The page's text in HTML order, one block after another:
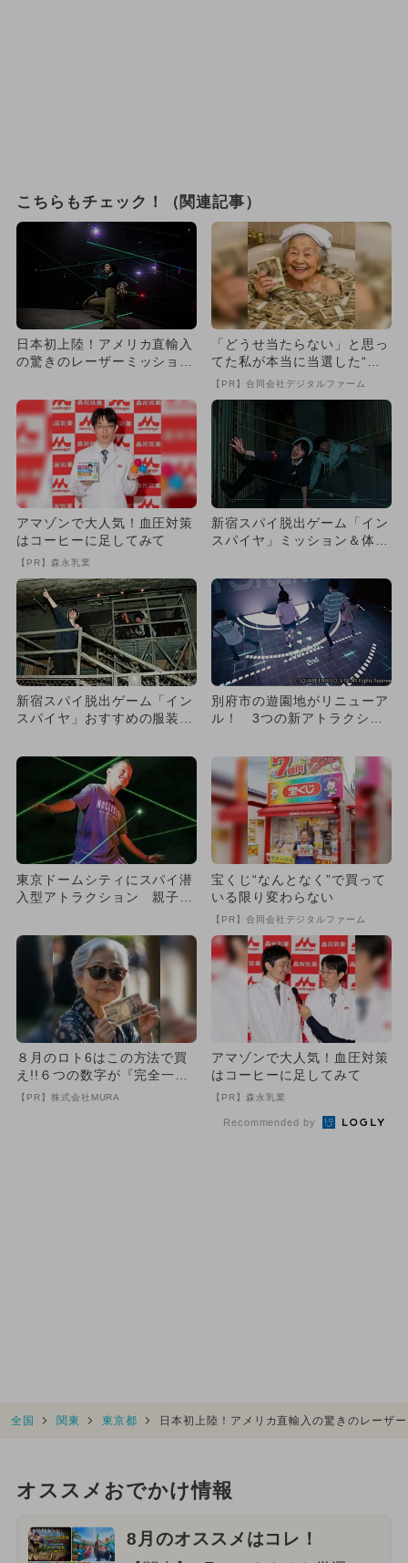
こちらもチェック！（関連記事）
日本初上陸！アメリカ直輸入
の驚きのレーザーミッション
「どうせ当たらない」と思っ
てた私が本当に当選した“買
い方”がこれ
【PR】合同会社デジタルファーム
アマゾンで大人気！血圧対策
はコーヒーに足してみて
【PR】森永乳業
新宿スパイ脱出ゲーム「イン
スパイヤ」ミッション＆体験
新宿スパイ脱出ゲーム「イン
スパイヤ」おすすめの服装＆
別府市の遊園地がリニューア
ル！ 3つの新アトラクショ
東京ドームシティにスパイ潜
入型アトラクション 親子で
宝くじ“なんとなく”で買って
いる限り変わらない
【PR】合同会社デジタルファーム
８月のロト6はこの方法で買
え!!６つの数字が『完全一
致』する方法
【PR】株式会社MURA
アマゾンで大人気！血圧対策
はコーヒーに足してみて
【PR】森永乳業
Recommended by
全国 関東 東京都 日本初上陸！アメリカ直輸入の驚きのレーザ
オススメおでかけ情報
8月のオススメはコレ！